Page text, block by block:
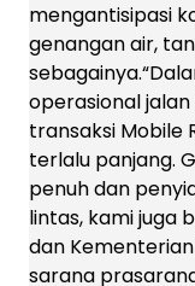
mengantisipasi
genangan air,
operasional
transaksi Mobile
terlalu panjang.
penuh dan
lintas, kami juga
dan
sarana